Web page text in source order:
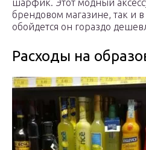
шарфик. Этот модный
брендовом магазине, так и
обойдется он гораздо
Расходы на